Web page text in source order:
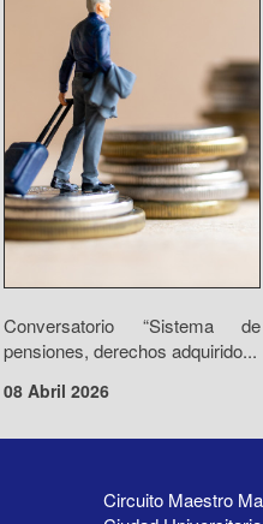
Conversatorio “Sistema de
pensiones, derechos adquirido...
08 Abril 2026
Circuito Maestro